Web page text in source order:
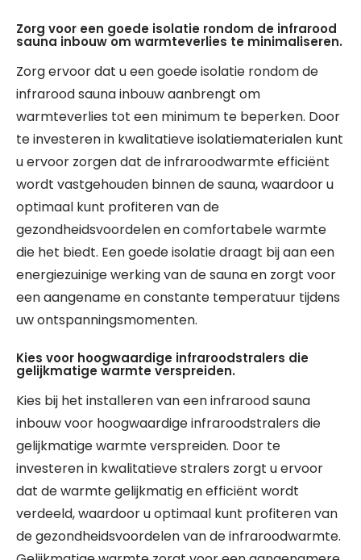
Zorg voor een goede isolatie rondom de infrarood
sauna inbouw om warmteverlies te minimaliseren.
Zorg ervoor dat u een goede isolatie rondom de
infrarood sauna inbouw aanbrengt om
warmteverlies tot een minimum te beperken. Door
te investeren in kwalitatieve isolatiematerialen kunt
u ervoor zorgen dat de infraroodwarmte efficiënt
wordt vastgehouden binnen de sauna, waardoor u
optimaal kunt profiteren van de
gezondheidsvoordelen en comfortabele warmte
die het biedt. Een goede isolatie draagt bij aan een
energiezuinige werking van de sauna en zorgt voor
een aangename en constante temperatuur tijdens
uw ontspanningsmomenten.
Kies voor hoogwaardige infraroodstralers die
gelijkmatige warmte verspreiden.
Kies bij het installeren van een infrarood sauna
inbouw voor hoogwaardige infraroodstralers die
gelijkmatige warmte verspreiden. Door te
investeren in kwalitatieve stralers zorgt u ervoor
dat de warmte gelijkmatig en efficiënt wordt
verdeeld, waardoor u optimaal kunt profiteren van
de gezondheidsvoordelen van de infraroodwarmte.